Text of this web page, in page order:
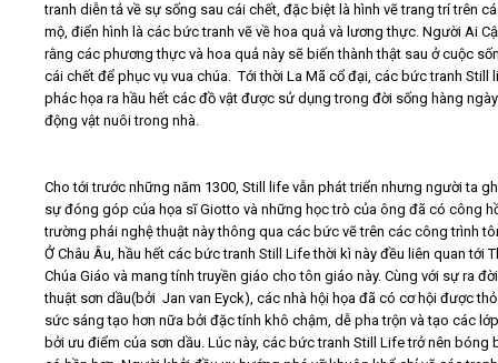
Liên hệ - Đăng ký
tranh diễn tả về sự sống sau cái chết, đặc biệt là hình vẽ trang trí trên
mộ, điển hình là các bức tranh vẽ về hoa quả và lương thực. Người Ai
rằng các phương thực và hoa quả này sẽ biến thành thật sau ở cuộc
cái chết để phục vụ vua chúa. Tới thời La Mã cổ đại, các bức tranh Still
phác họa ra hầu hết các đồ vật được sử dụng trong đời sống hàng
động vật nuôi trong nhà.
Cho tới trước những năm 1300, Still life vẫn phát triển nhưng người ta
sự đóng góp của họa sĩ Giotto và những học trò của ông đã có công
trường phái nghệ thuật này thông qua các bức vẽ trên các công trình
Ở Châu Âu, hầu hết các bức tranh Still Life thời kì này đều liên quan tới
Chúa Giáo và mang tính truyền giáo cho tôn giáo này. Cùng với sự ra
thuật sơn dầu(bởi Jan van Eyck), các nhà hội họa đã có cơ hội được
sức sáng tạo hơn nữa bởi đặc tính khô chậm, dễ pha trộn và tạo các
bởi ưu điểm của sơn dầu. Lúc này, các bức tranh Still Life trở nên bóng